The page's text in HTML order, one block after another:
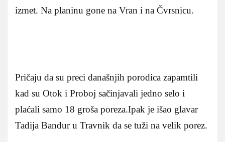
izmet. Na planinu gone na Vran i na Čvrsnicu.
Pričaju da su preci današnjih porodica zapamtili
kad su Otok i Proboj sačinjavali jedno selo i
plaćali samo 18 groša poreza.Ipak je išao glavar
Tadija Bandur u Travnik da se tuži na velik porez.